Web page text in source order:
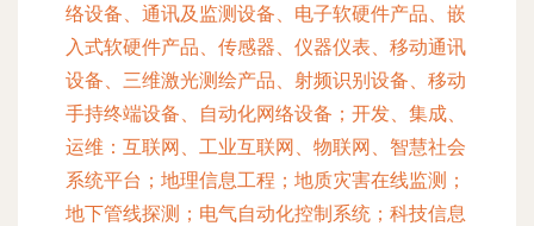
络设备、通讯及监测设备、电子软硬件产品、嵌
入式软硬件产品、传感器、仪器仪表、移动通讯
设备、三维激光测绘产品、射频识别设备、移动
手持终端设备、自动化网络设备；开发、集成、
运维：互联网、工业互联网、物联网、智慧社会
系统平台；地理信息工程；地质灾害在线监测；
地下管线探测；电气自动化控制系统；科技信息